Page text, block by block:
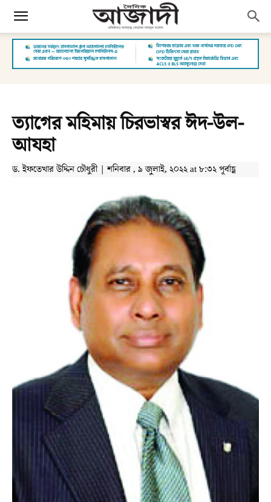
ত্যাগের মহিমায় চিরভাস্বর ঈদ-উল-
আযহা
ড. ইফতেখার উদ্দিন চৌধুরী | শনিবার , ৯ জুলাই, ২০২২ at ৮:৩২ পূর্বাহ্ণ